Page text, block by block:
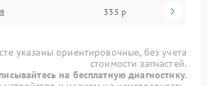
335 р
указаны ориентировочные, без учета
стоимости запчастей.
на бесплатную диагностику.